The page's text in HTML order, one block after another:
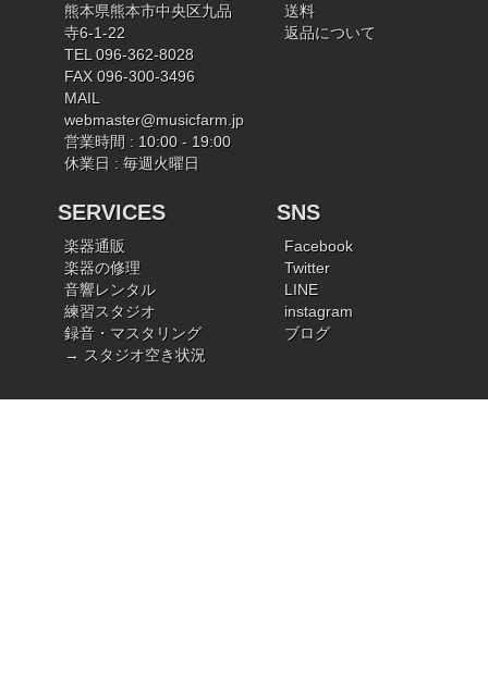
熊本県熊本市中央区九品
寺6-1-22
TEL 096-362-8028
FAX 096-300-3496
MAIL
webmaster@musicfarm.jp
営業時間 : 10:00 - 19:00
休業日 : 毎週火曜日
送料
返品について
SERVICES
楽器通販
楽器の修理
音響レンタル
練習スタジオ
録音・マスタリング
→ スタジオ空き状況
SNS
Facebook
Twitter
LINE
instagram
ブログ